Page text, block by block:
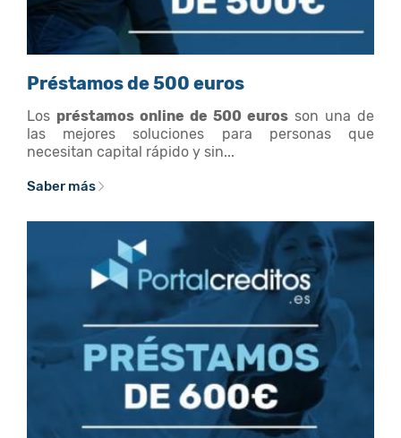
Préstamos de 500 euros
Los préstamos online de 500 euros son una de
las mejores soluciones para personas que
necesitan capital rápido y sin...
Saber más